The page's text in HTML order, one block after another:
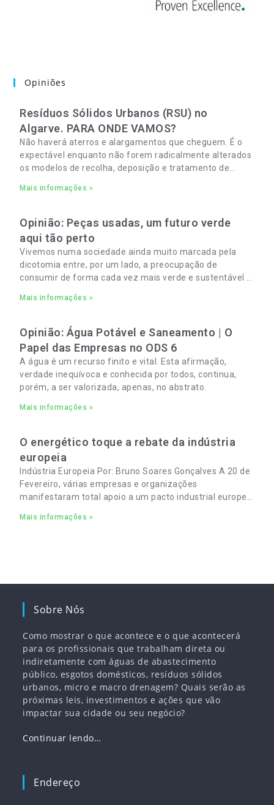
Opiniões
Resíduos Sólidos Urbanos (RSU) no
Algarve. PARA ONDE VAMOS?
Não haverá aterros e alargamentos que cheguem. É o
expectável enquanto não forem radicalmente alterados
os modelos de recolha, deposição e tratamento de
Mais informações »
Opinião: Peças usadas, um futuro verde
aqui tão perto
Vivemos numa sociedade ainda muito marcada pela
dicotomia entre, por um lado, a preocupação de
consumir de forma cada vez mais verde e sustentável e,
e familiares cada vez mais apertados.
Mais informações »
Opinião: Água Potável e Saneamento | O
Papel das Empresas no ODS 6
A água é um recurso finito e vital. Esta afirmação,
verdade inequívoca e conhecida por todos, continua,
porém, a ser valorizada, apenas, no abstrato.
Mais informações »
O energético toque a rebate da indústria
europeia
Indústria Europeia Por: Bruno Soares Gonçalves A 20 de
Fevereiro, várias empresas e organizações
manifestaram total apoio a um pacto industrial europeu
empregos
Mais informações »
Sobre Nós
Como mostrar o que acontece e o que acontecerá
para os profissionais que trabalham direta ou
indiretamente com águas de abastecimento
público, esgotos domésticos, resíduos sólidos
urbanos, micro e macro drenagem? Quais serão as
próximas leis, investimentos e ações que vão
impactar sua cidade ou seu negócio?
Continuar lendo…
Endereço